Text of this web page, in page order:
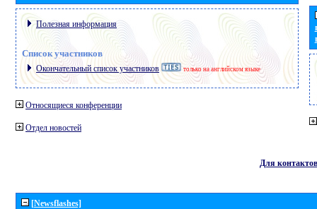
Полезная информация
Список участников
Окончательный список участников только на английском языке
Относящиеся конференции
Отдел новостей
Для контактов
[Newsflashes]